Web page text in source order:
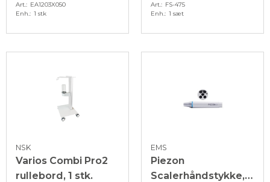
Art.
EA1203X050
Enh. 1 stk
Art.
FS-475
Enh. 1 sæt
NSK
Varios Combi Pro2
rullebord, 1 stk.
EMS
Piezon
Scalerhåndstykke,